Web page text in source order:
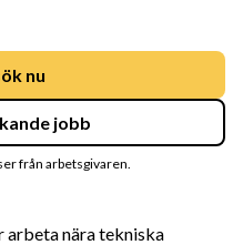
arbeta nära tekniska
nu
jobb
från arbetsgivaren.